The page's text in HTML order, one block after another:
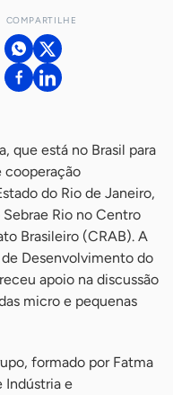
COMPARTILHE
que está no Brasil para
cooperação
do Rio de Janeiro,
Rio no Centro
Brasileiro (CRAB). A
Desenvolvimento do
apoio na discussão
micro e pequenas
formado por Fatma
Indústria e